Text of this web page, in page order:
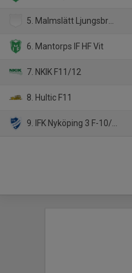
5. Malmslätt Ljungsbro HF F11
6. Mantorps IF HF Vit
7. NKIK F11/12
8. Hultic F11
9. IFK Nyköping 3 F-10/11